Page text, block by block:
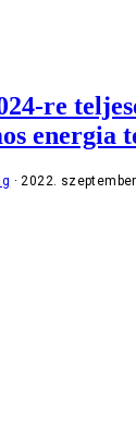
re
energia
2022. szeptember